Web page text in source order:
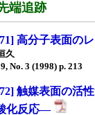
端追跡
高分子表面の
久
No. 3 (1998) p. 213
触媒表面の活
化反応—